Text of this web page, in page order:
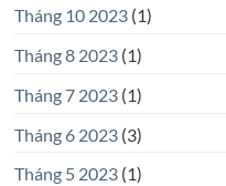
Tháng 10 2023(1)
Tháng 8 2023(1)
Tháng 7 2023(1)
Tháng 6 2023(3)
Tháng 5 2023(1)